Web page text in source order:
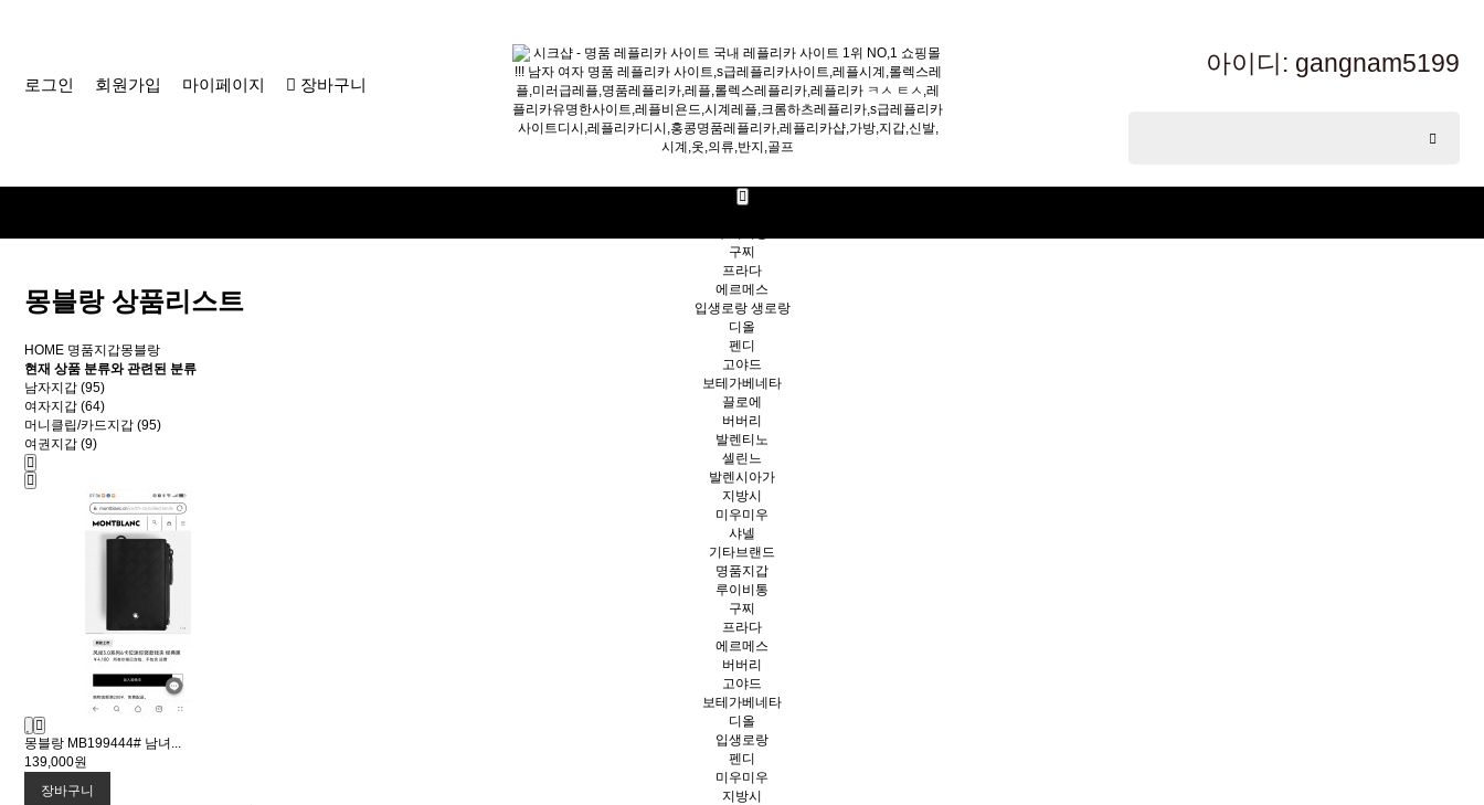
로그인 회원가입 마이페이지 장바구니
아이디: gangnam5199
구찌
프라다
에르메스
입생로랑 생로랑
디올
펜디
고야드
보테가베네타
끌로에
버버리
발렌티노
셀린느
발렌시아가
지방시
미우미우
샤넬
기타브랜드
명품지갑
루이비통
구찌
프라다
에르메스
버버리
고야드
보테가베네타
디올
입생로랑
펜디
미우미우
지방시
몽블랑 상품리스트
HOME 명품지갑몽블랑
현재 상품 분류와 관련된 분류
남자지갑 (95)
여자지갑 (64)
머니클립/카드지갑 (95)
여권지갑 (9)
몽블랑 MB199444# 남녀...
139,000원
장바구니